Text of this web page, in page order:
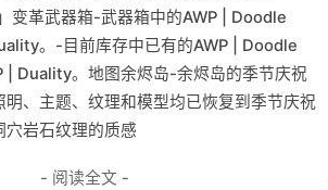
变革武器箱-武器箱中的AWP | Doodle
。-目前库存中已有的AWP | Doodle
| Duality。地图余烬岛-余烬岛的季节庆祝
、主题、纹理和模型均已恢复到季节庆祝
岩石纹理的质感
- 阅读全文 -